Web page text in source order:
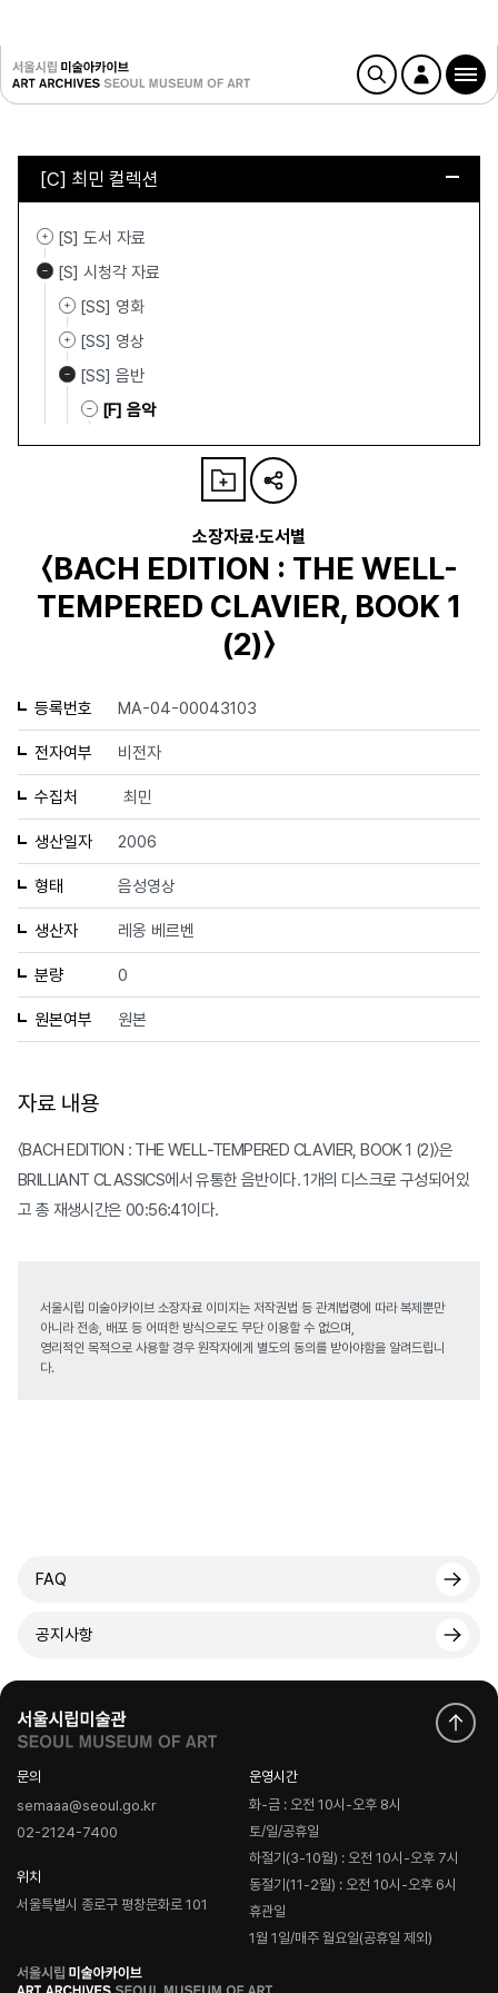
[C] 최민 컬렉션
[S] 도서 자료
[S] 시청각 자료
[SS] 영화
[SS] 영상
[SS] 음반
[F] 음악
소장자료·도서별
〈BACH EDITION : THE WELL-
TEMPERED CLAVIER, BOOK 1
(2)〉
등록번호 MA-04-00043103
전자여부 비전자
수집처 최민
생산일자 2006
형태 음성영상
생산자 레옹 베르벤
분량 0
원본여부 원본
자료 내용
〈BACH EDITION : THE WELL-TEMPERED CLAVIER, BOOK 1 (2)〉은
BRILLIANT CLASSICS에서 유통한 음반이다. 1개의 디스크로 구성되어있
고 총 재생시간은 00:56:41이다.
서울시립 미술아카이브 소장자료 이미지는 저작권법 등 관계법령에 따라 복제뿐만
아니라 전송, 배포 등 어떠한 방식으로도 무단 이용할 수 없으며,
영리적인 목적으로 사용할 경우 원작자에게 별도의 동의를 받아야함을 알려드립니
다.
FAQ
공지사항
문의
semaaa@seoul.go.kr
02-2124-7400
위치
서울특별시 종로구 평창문화로 101
운영시간
화-금 : 오전 10시-오후 8시
토/일/공휴일
하절기(3-10월) : 오전 10시-오후 7시
동절기(11-2월) : 오전 10시-오후 6시
휴관일
1월 1일/매주 월요일(공휴일 제외)
로
고